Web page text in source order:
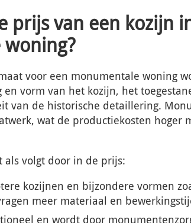
prijs van een kozijn
voor een monumentale woning
vorm van het kozijn, het
van de historische detaillering.
wat de productiekosten hoger
als volgt door in de prijs:
kozijnen en bijzondere vormen
meer materiaal en
en wordt door